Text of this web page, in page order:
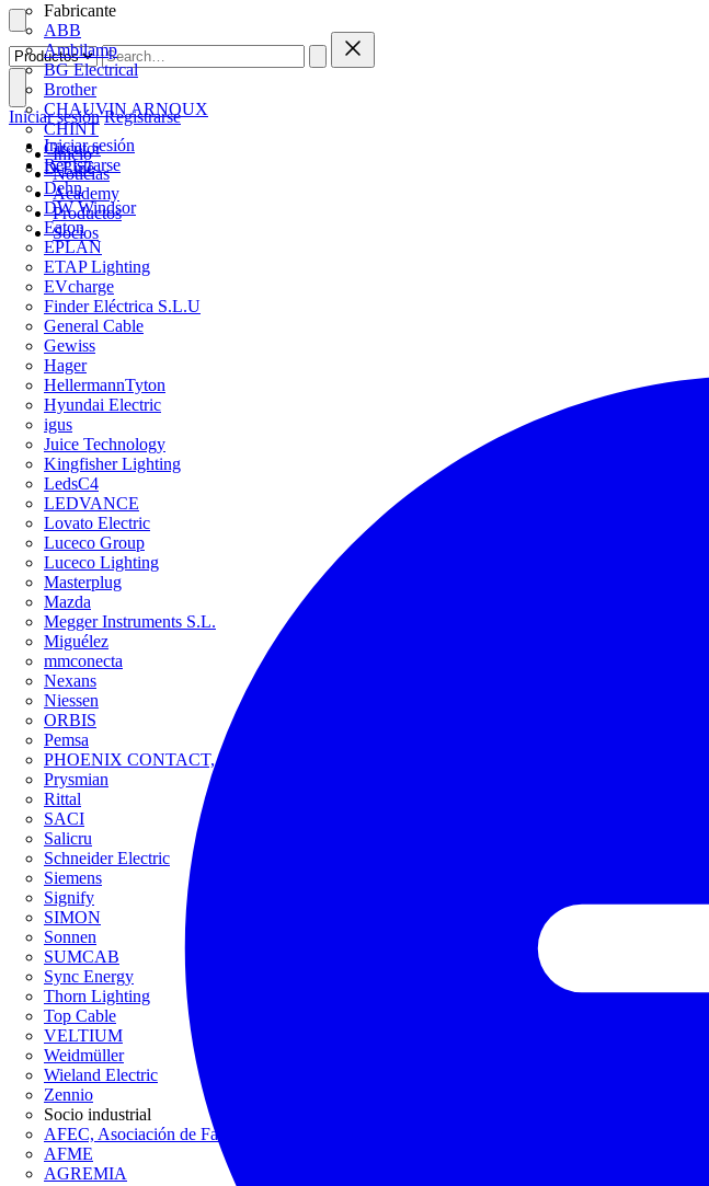
Fabricante
ABB
Ambilamp
BG Electrical
Brother
CHAUVIN ARNOUX
CHINT
Circutor
D-Line
Dehn
DW Windsor
Eaton
EPLAN
ETAP Lighting
EVcharge
Finder Eléctrica S.L.U
General Cable
Gewiss
Hager
HellermannTyton
Hyundai Electric
igus
Juice Technology
Kingfisher Lighting
LedsC4
LEDVANCE
Lovato Electric
Luceco Group
Luceco Lighting
Masterplug
Mazda
Megger Instruments S.L.
Miguélez
mmconecta
Nexans
Niessen
ORBIS
Pemsa
PHOENIX CONTACT, S.A.U.
Prysmian
Rittal
SACI
Salicru
Schneider Electric
Siemens
Signify
SIMON
Sonnen
SUMCAB
Sync Energy
Thorn Lighting
Top Cable
VELTIUM
Weidmüller
Wieland Electric
Zennio
Socio industrial
AFEC, Asociación de Fabricantes de Equipos de Climatización
AFME
AGREMIA
Iniciar sesión
Registrarse
Iniciar sesión Registrarse
Inicio
Noticias
Academy
Productos
Socios